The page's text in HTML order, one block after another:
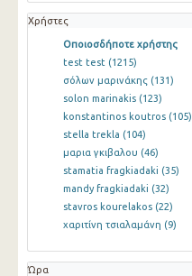
Χρήστες
Οποιοσδήποτε χρήστης
test test (1215)
σόλων μαρινάκης (131)
solon marinakis (123)
konstantinos koutros (105)
stella trekla (104)
μαρια γκιβαλου (46)
stamatia fragkiadaki (35)
mandy fragkiadaki (32)
stavros kourelakos (22)
χαριτίνη τσιαλαμάνη (9)
Ώρα